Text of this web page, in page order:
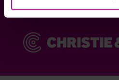
Sie haben bereits ein Konto?